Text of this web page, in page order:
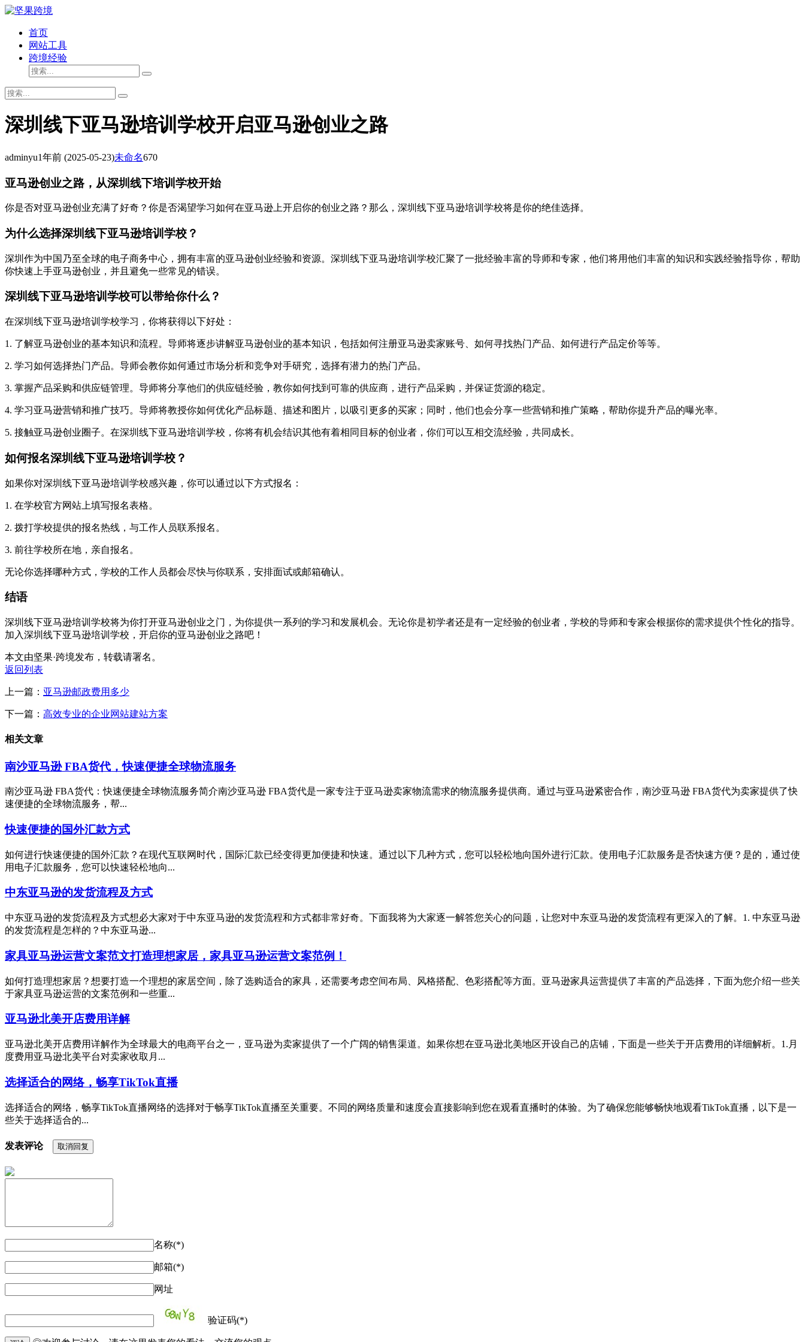
首页
网站工具
跨境经验
深圳线下亚马逊培训学校开启亚马逊创业之路
adminyu1年前 (2025-05-23)未命名670
亚马逊创业之路，从深圳线下培训学校开始
你是否对亚马逊创业充满了好奇？你是否渴望学习如何在亚马逊上开启你的创业之路？那么，深圳线下亚马逊培训学校将是你的绝佳选择。
为什么选择深圳线下亚马逊培训学校？
深圳作为中国乃至全球的电子商务中心，拥有丰富的亚马逊创业经验和资源。深圳线下亚马逊培训学校汇聚了一批经验丰富的导师和专家，他们将用他们丰富的知识和实践经验指导你，帮助
你快速上手亚马逊创业，并且避免一些常见的错误。
深圳线下亚马逊培训学校可以带给你什么？
在深圳线下亚马逊培训学校学习，你将获得以下好处：
1. 了解亚马逊创业的基本知识和流程。导师将逐步讲解亚马逊创业的基本知识，包括如何注册亚马逊卖家账号、如何寻找热门产品、如何进行产品定价等等。
2. 学习如何选择热门产品。导师会教你如何通过市场分析和竞争对手研究，选择有潜力的热门产品。
3. 掌握产品采购和供应链管理。导师将分享他们的供应链经验，教你如何找到可靠的供应商，进行产品采购，并保证货源的稳定。
4. 学习亚马逊营销和推广技巧。导师将教授你如何优化产品标题、描述和图片，以吸引更多的买家；同时，他们也会分享一些营销和推广策略，帮助你提升产品的曝光率。
5. 接触亚马逊创业圈子。在深圳线下亚马逊培训学校，你将有机会结识其他有着相同目标的创业者，你们可以互相交流经验，共同成长。
如何报名深圳线下亚马逊培训学校？
如果你对深圳线下亚马逊培训学校感兴趣，你可以通过以下方式报名：
1. 在学校官方网站上填写报名表格。
2. 拨打学校提供的报名热线，与工作人员联系报名。
3. 前往学校所在地，亲自报名。
无论你选择哪种方式，学校的工作人员都会尽快与你联系，安排面试或邮箱确认。
结语
深圳线下亚马逊培训学校将为你打开亚马逊创业之门，为你提供一系列的学习和发展机会。无论你是初学者还是有一定经验的创业者，学校的导师和专家会根据你的需求提供个性化的指导。
加入深圳线下亚马逊培训学校，开启你的亚马逊创业之路吧！
本文由坚果·跨境发布，转载请署名。
返回列表
上一篇： 亚马逊邮政费用多少
下一篇： 高效专业的企业网站建站方案
相关文章
南沙亚马逊 FBA货代，快速便捷全球物流服务
南沙亚马逊 FBA货代：快速便捷全球物流服务简介南沙亚马逊 FBA货代是一家专注于亚马逊卖家物流需求的物流服务提供商。通过与亚马逊紧密合作，南沙亚马逊 FBA货代为卖家提供了快
速便捷的全球物流服务，帮...
快速便捷的国外汇款方式
如何进行快速便捷的国外汇款？在现代互联网时代，国际汇款已经变得更加便捷和快速。通过以下几种方式，您可以轻松地向国外进行汇款。使用电子汇款服务是否快速方便？是的，通过使
用电子汇款服务，您可以快速轻松地向...
中东亚马逊的发货流程及方式
中东亚马逊的发货流程及方式想必大家对于中东亚马逊的发货流程和方式都非常好奇。下面我将为大家逐一解答您关心的问题，让您对中东亚马逊的发货流程有更深入的了解。1. 中东亚马逊
的发货流程是怎样的？中东亚马逊...
家具亚马逊运营文案范文打造理想家居，家具亚马逊运营文案范例！
如何打造理想家居？想要打造一个理想的家居空间，除了选购适合的家具，还需要考虑空间布局、风格搭配、色彩搭配等方面。亚马逊家具运营提供了丰富的产品选择，下面为您介绍一些关
于家具亚马逊运营的文案范例和一些重...
亚马逊北美开店费用详解
亚马逊北美开店费用详解作为全球最大的电商平台之一，亚马逊为卖家提供了一个广阔的销售渠道。如果你想在亚马逊北美地区开设自己的店铺，下面是一些关于开店费用的详细解析。1.月
度费用亚马逊北美平台对卖家收取月...
选择适合的网络，畅享TikTok直播
选择适合的网络，畅享TikTok直播网络的选择对于畅享TikTok直播至关重要。不同的网络质量和速度会直接影响到您在观看直播时的体验。为了确保您能够畅快地观看TikTok直播，以下是一
些关于选择适合的...
发表评论 取消回复
名称(*)
邮箱(*)
网址
验证码(*)